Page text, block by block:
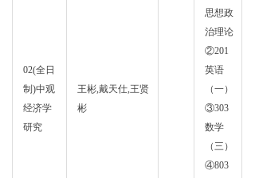
02(全日
制)中观
经济学
研究
王彬,戴天仕,王贤
彬
思想政
治理论
②201
英语
（一）
③303
数学
（三）
④803